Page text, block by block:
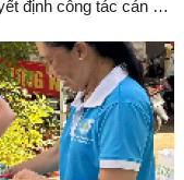
định công tác cán bộ.
Thái – Phó Bí thư
Thị Mỹ Ngọc – Phó
cùng các đồng chí Ủy
Đảng bộ phường;
động ở khóm trước